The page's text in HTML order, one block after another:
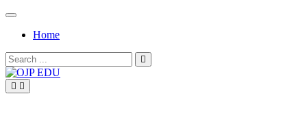
Skip
contentHome
Search
for: